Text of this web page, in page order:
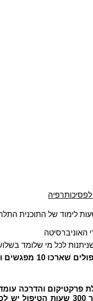
לימוד של התוכנית
פרקטיקום והדרכה